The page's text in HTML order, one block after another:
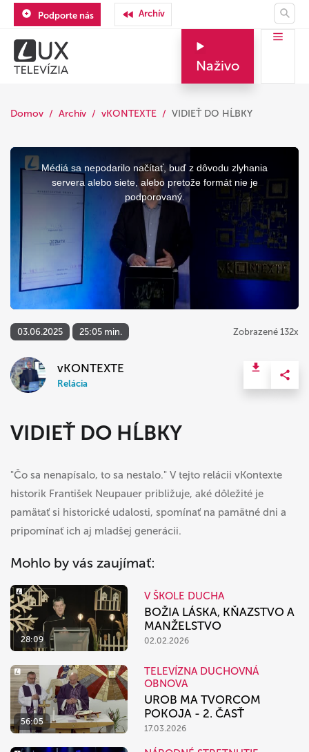
Podporte nás Archív
Naživo
Domov Archív vKONTEXTE VIDIEŤ DO HĹBKY
This
modal
Médiá sa nepodarilo načítať, buď z dôvodu zlyhania
servera alebo siete, alebo pretože formát nie je
podporovaný.
03.06.2025 25:05 min. Zobrazené 132x
vKONTEXTE
Relácia
VIDIEŤ DO HĹBKY
"Čo sa nenapísalo, to sa nestalo." V tejto relácii vKontexte
historik František Neupauer približuje, aké dôležité je
pamätať si historické udalosti, spomínať na pamätné dni a
pripomínať ich aj mladšej generácii.
Mohlo by vás zaujímať:
28:09
V ŠKOLE DUCHA
BOŽIA LÁSKA, KŇAZSTVO A
MANŽELSTVO
02.02.2026
56:05
TELEVÍZNA DUCHOVNÁ
OBNOVA
UROB MA TVORCOM
POKOJA - 2. ČASŤ
17.03.2026